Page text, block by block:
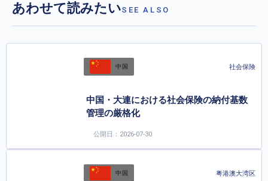
あわせて読みたいSEE ALSO
中国 社会保険
中国・大連における社会保険の納付基数
管理の厳格化
公開日：2026-07-30
中国 粤港澳大湾区